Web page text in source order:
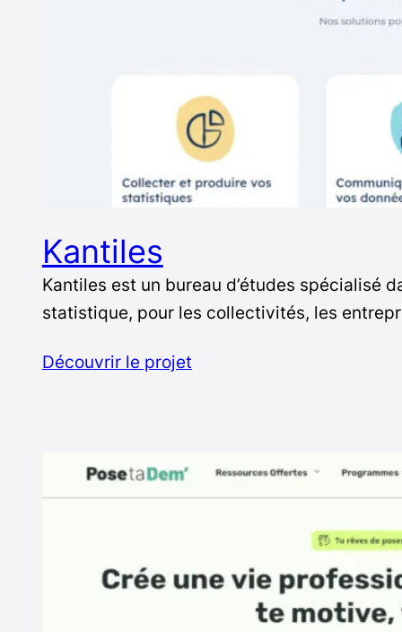
Kantiles
Kantiles est un bureau d’études spécialisé
statistique, pour les collectivités, les
Découvrir le projet